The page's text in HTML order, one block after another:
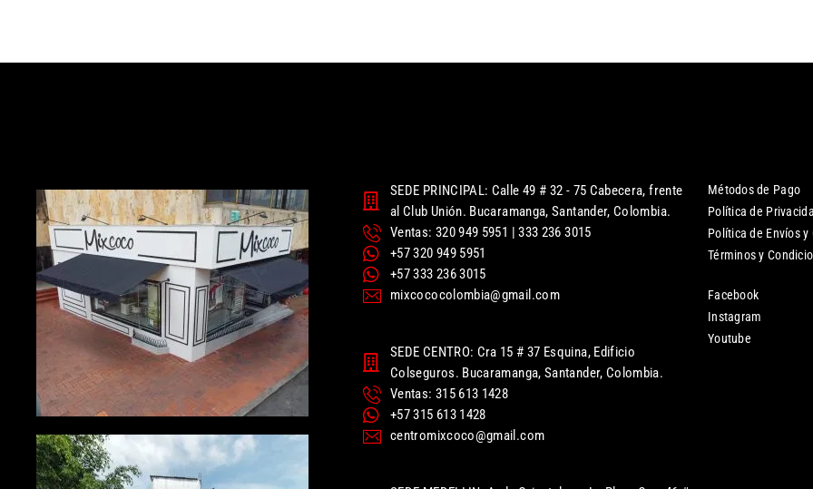
SEDE PRINCIPAL: Calle 49 # 32 - 75 Cabecera, frente
al Club Unión. Bucaramanga, Santander, Colombia.
Ventas: 320 949 5951 | 333 236 3015
+57 320 949 5951
+57 333 236 3015
mixcococolombia@gmail.com
SEDE CENTRO: Cra 15 # 37 Esquina, Edificio
Colseguros. Bucaramanga, Santander, Colombia.
Ventas: 315 613 1428
+57 315 613 1428
centromixcoco@gmail.com
Métodos de Pago
Política de
Política de Envíos y
Términos y
Facebook
Instagram
Youtube